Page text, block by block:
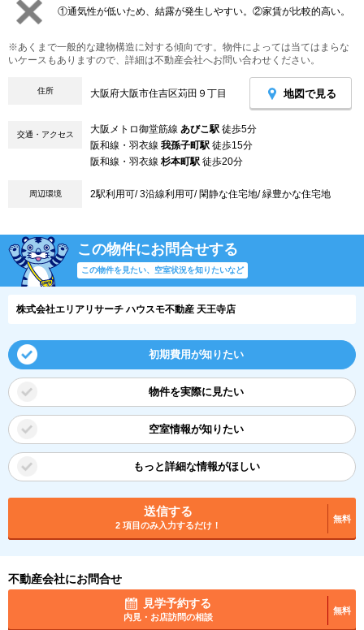
①通気性が低いため、結露が発生しやすい。②家賃が比較的高い。
※あくまで一般的な建物構造に対する傾向です。物件によっては当てはまらな
いケースもありますので、詳細は不動産会社へお問い合わせください。
住所 大阪府大阪市住吉区苅田９丁目 地図で見る
交通・アクセス 大阪メトロ御堂筋線 あびこ駅 徒歩5分
阪和線・羽衣線 我孫子町駅 徒歩15分
阪和線・羽衣線 杉本町駅 徒歩20分
周辺環境 2駅利用可/ 3沿線利用可/ 閑静な住宅地/ 緑豊かな住宅地
この物件にお問合せする
この物件を見たい、空室状況を知りたいなど
株式会社エリアリサーチ ハウスモ不動産 天王寺店
初期費用が知りたい
物件を実際に見たい
空室情報が知りたい
もっと詳細な情報がほしい
送信する
2 項目のみ入力するだけ！
無料
不動産会社にお問合せ
見学予約する
内見・お店訪問の相談
無料